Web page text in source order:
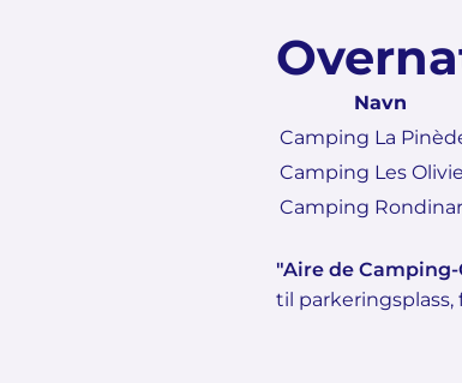
Navn
Camping La
Camping Les
Camping
"Aire de Camping-
til